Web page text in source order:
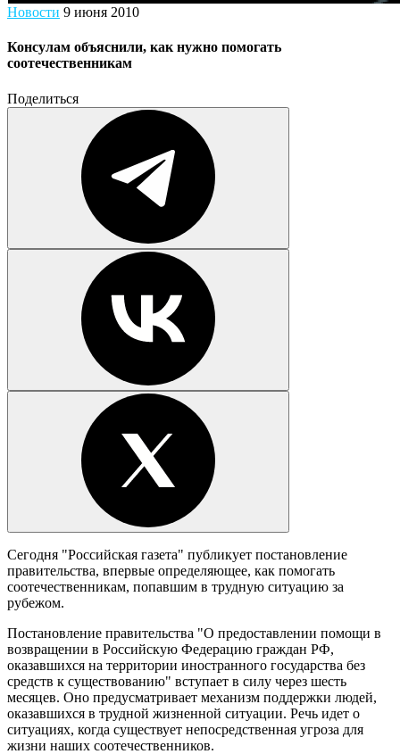
Новости 9 июня 2010
Консулам объяснили, как нужно помогать
соотечественникам
Поделиться
Сегодня "Российская газета" публикует постановление
правительства, впервые определяющее, как помогать
соотечественникам, попавшим в трудную ситуацию за
рубежом.
Постановление правительства "О предоставлении помощи в
возвращении в Российскую Федерацию граждан РФ,
оказавшихся на территории иностранного государства без
средств к существованию" вступает в силу через шесть
месяцев. Оно предусматривает механизм поддержки людей,
оказавшихся в трудной жизненной ситуации. Речь идет о
ситуациях, когда существует непосредственная угроза для
жизни наших соотечественников.